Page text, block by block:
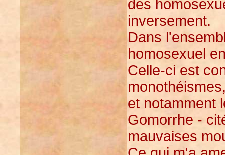
des
inversement.
Dans
homosexuel
Celle-ci est
et notamment
Gomorrhe -
mauvaises